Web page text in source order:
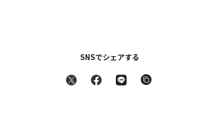
SNSでシェアする